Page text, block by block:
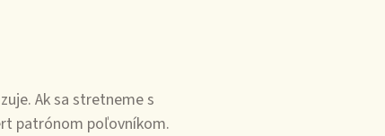
Ak sa stretneme s
patrónom poľovníkom.